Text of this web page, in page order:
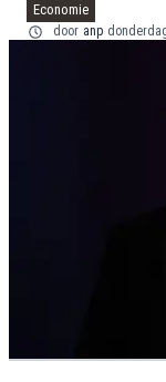
Economie
door anp